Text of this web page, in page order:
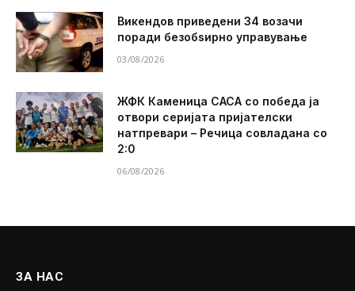
Викендов приведени 34 возачи
поради безобѕирно управување
03/08/2026
ЖФК Каменица САСА со победа ја
отвори серијата пријателски
натпревари – Речица совладана со
2:0
06/08/2026
ЗА НАС